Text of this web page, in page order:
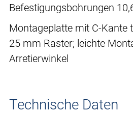
Befestigungsbohrungen
Montageplatte mit C-Kante
25 mm Raster; leichte
Arretierwinkel
Technische Daten